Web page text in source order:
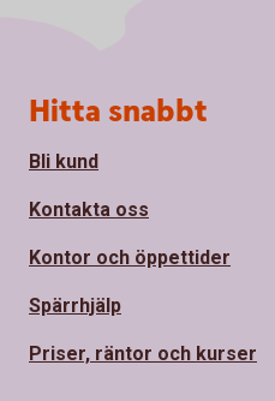
Sidfot
Hitta snabbt
Bli kund
Kontakta oss
Kontor och öppettider
Spärrhjälp
Priser, räntor och kurser